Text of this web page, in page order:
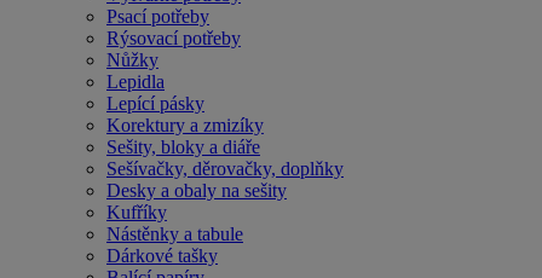
Psací potřeby
Rýsovací potřeby
Nůžky
Lepidla
Lepící pásky
Korektury a zmizíky
Sešity, bloky a diáře
Sešívačky, děrovačky, doplňky
Desky a obaly na sešity
Kufříky
Nástěnky a tabule
Dárkové tašky